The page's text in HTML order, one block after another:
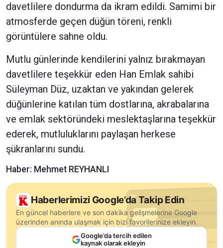
davetlilere dondurma da ikram edildi. Samimi bir
atmosferde geçen düğün töreni, renkli
görüntülere sahne oldu.
Mutlu günlerinde kendilerini yalnız bırakmayan
davetlilere teşekkür eden Han Emlak sahibi
Süleyman Düz, uzaktan ve yakından gelerek
düğünlerine katılan tüm dostlarına, akrabalarına
ve emlak sektöründeki meslektaşlarına teşekkür
ederek, mutluluklarını paylaşan herkese
şükranlarını sundu.
Haber: Mehmet REYHANLI
Haberlerimizi Google’da Takip Edin
En güncel haberlere ve son dakika gelişmelerine Google
üzerinden anında ulaşmak için bizi favorilerinize ekleyin.
Google’da tercih edilen
kaynak olarak ekleyin